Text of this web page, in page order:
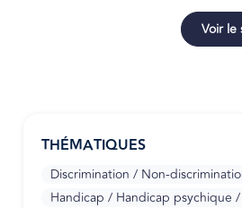
Voir le
THÉMATIQUES
Discrimination / Non-
Handicap / Handicap psychique